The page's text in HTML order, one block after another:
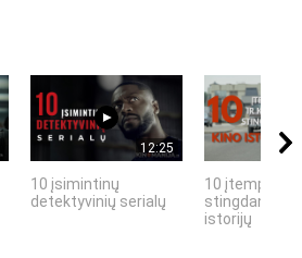
12:25
10 įsimintinų
detektyvinių serialų
10 įtemptų,
stingdančių
istorijų